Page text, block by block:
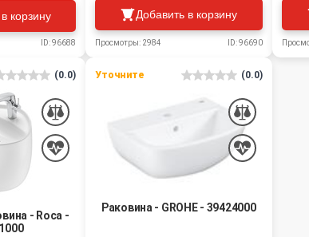
корзину
ID: 96688
Добавить в корзину
Просмотры: 2984 ID: 96690
(0.0)
- Roca -
Уточните (0.0)
Раковина - GROHE - 39424000